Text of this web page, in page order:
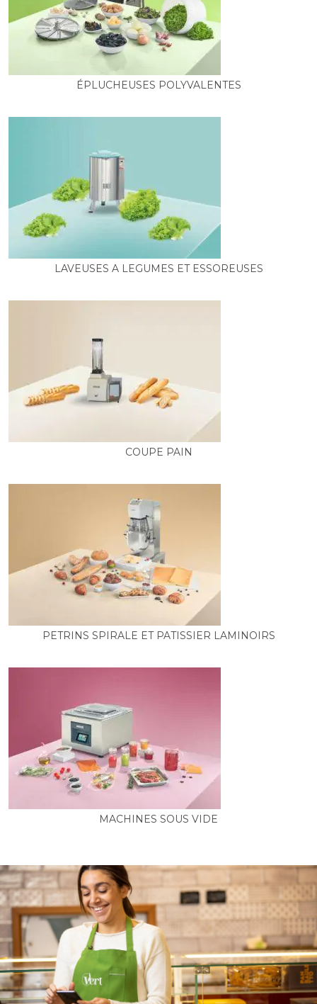
ÉPLUCHEUSES POLYVALENTES
LAVEUSES A LEGUMES ET ESSOREUSES
COUPE PAIN
PETRINS SPIRALE ET PATISSIER LAMINOIRS
MACHINES SOUS VIDE